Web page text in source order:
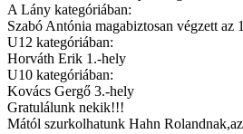
A Lány kategóriában:
Szabó Antónia magabiztosan végzett az
U12 kategóriában:
Horváth Erik 1.-hely
U10 kategóriában:
Kovács Gergő 3.-hely
Gratulálunk nekik!!!
Mától szurkolhatunk Hahn